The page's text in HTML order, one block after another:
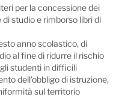
per la concessione dei
studio e rimborso libri di
anno scolastico, di
al fine di ridurre il rischio
studenti in difficili
dell’obbligo di istruzione,
sul territorio